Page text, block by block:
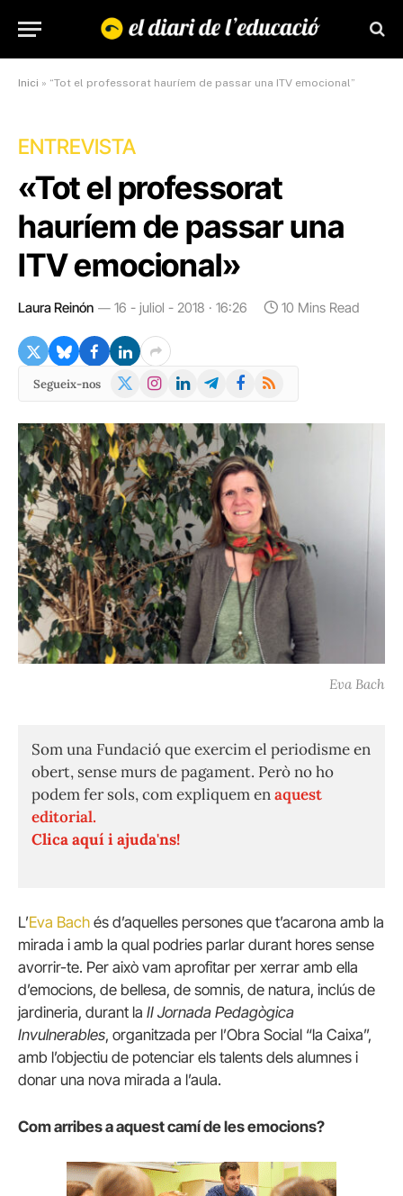
Inici » “Tot el professorat hauríem de passar una ITV emocional”
ENTREVISTA
«Tot el professorat
hauríem de passar una
ITV emocional»
Laura Reinón 16 - juliol - 2018 · 16:26 10 Mins Read
Segueix-nos
X
Instagram
LinkedInTelegramFacebook
RSS
Eva Bach
Som una Fundació que exercim el periodisme en
obert, sense murs de pagament. Però no ho
podem fer sols, com expliquem enaquest
editorial.
Clica aquí i ajuda'ns!
L’Eva Bach és d’aquelles persones que t’acarona amb la
mirada i amb la qual podries parlar durant hores sense
avorrir-te. Per això vam aprofitar per xerrar amb ella
d’emocions, de bellesa, de somnis, de natura, inclús de
jardineria, durant la II Jornada Pedagògica
Invulnerables, organitzada per l’Obra Social “la Caixa”,
amb l’objectiu de potenciar els talents dels alumnes i
donar una nova mirada a l’aula.
Com arribes a aquest camí de les emocions?